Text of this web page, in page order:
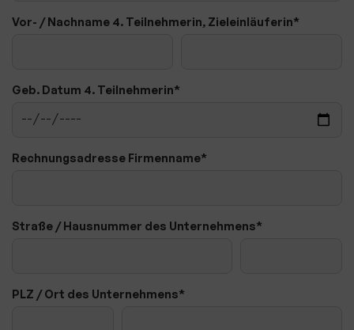
Vor- / Nachname 4. Teilnehmerin, Zieleinläuferin*
Geb. Datum 4. Teilnehmerin*
Rechnungsadresse Firmenname*
Straße / Hausnummer des Unternehmens*
PLZ / Ort des Unternehmens*
Triathlon Jugend